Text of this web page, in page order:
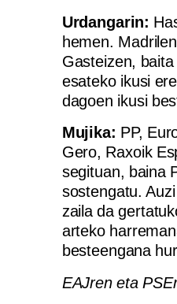
Urdangarin:
hemen.
Gasteizen,
esateko ikusi
dagoen ikusi
Mujika: PP,
Gero, Raxoik
segituan, baina
sostengatu.
zaila da
arteko
besteengana
EAJren eta